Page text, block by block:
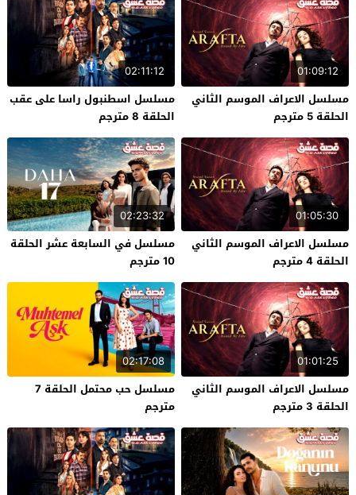
01:09:12
مسلسل الاعراف الموسم الثاني
الحلقة 5 مترجم
02:11:12
مسلسل اسطنبول راسا على عقب
الحلقة 8 مترجم
01:05:30
مسلسل الاعراف الموسم الثاني
الحلقة 4 مترجم
02:23:32
مسلسل في السابعة عشر الحلقة
10 مترجم
01:01:25
مسلسل الاعراف الموسم الثاني
الحلقة 3 مترجم
02:17:08
مسلسل حب محتمل الحلقة 7
مترجم